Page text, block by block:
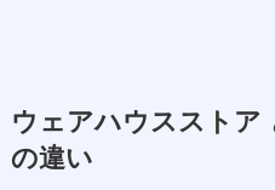
ウェアハウスストア
の違い